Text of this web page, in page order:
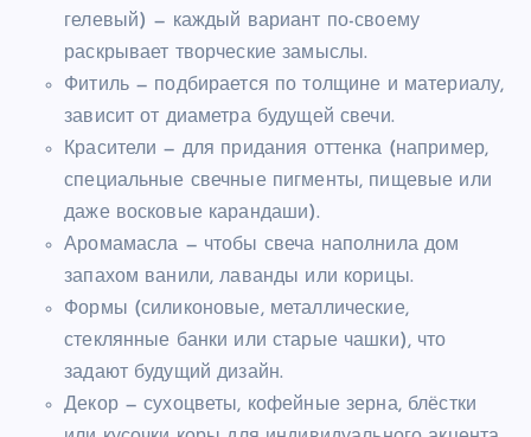
гелевый) — каждый вариант по-своему
раскрывает творческие замыслы.
Фитиль — подбирается по толщине и материалу,
зависит от диаметра будущей свечи.
Красители — для придания оттенка (например,
специальные свечные пигменты, пищевые или
даже восковые карандаши).
Аромамасла — чтобы свеча наполнила дом
запахом ванили, лаванды или корицы.
Формы (силиконовые, металлические,
стеклянные банки или старые чашки), что
задают будущий дизайн.
Декор — сухоцветы, кофейные зерна, блёстки